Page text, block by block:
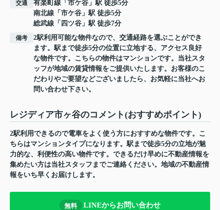
交通 有楽町線 「 市ケ谷 」駅 徒歩5分
南北線 「 市ケ谷 」駅 徒歩5分
総武線 「 四ツ谷 」駅 徒歩7分
備考
2駅利用可能な物件なので、交通経路を選ぶことができ
ます。駅まで徒歩5分の位置に立地する、アクセス良好
な物件です。こちらの物件はマンションです。当社スタ
ッフが地域の賃貸情報をご提供いたします。お客様のこ
だわりやご要望などございましたら、お気軽に当社へお
問い合わせ下さい。
レジディア市ヶ谷のコメント(おすすめポイント)
2駅利用できるので電車をよく使う方におすすめな物件です。こ
ちらはマンションタイプになります。駅まで徒歩5分の立地が魅
力的な、利便性の高い物件です。できるだけ早めに不動産情報を
集めたい方は当社スタッフまでご連絡ください。地域の不動産情
報をいち早くお届けします。
無料 LINEからお問い合わせ